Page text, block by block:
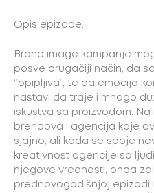
Opis epizode:
Brand image kampanje
posve drugačiji način, da
‘’opipljiva’’, te da emocija
nastavi da traje i mnogo
iskustva sa proizvodom.
brendova i agencija koje
sjajno, ali kada se spoje
kreativnost agencije sa
njegove vrednosti, onda
prednovogodišnjoj epizodi